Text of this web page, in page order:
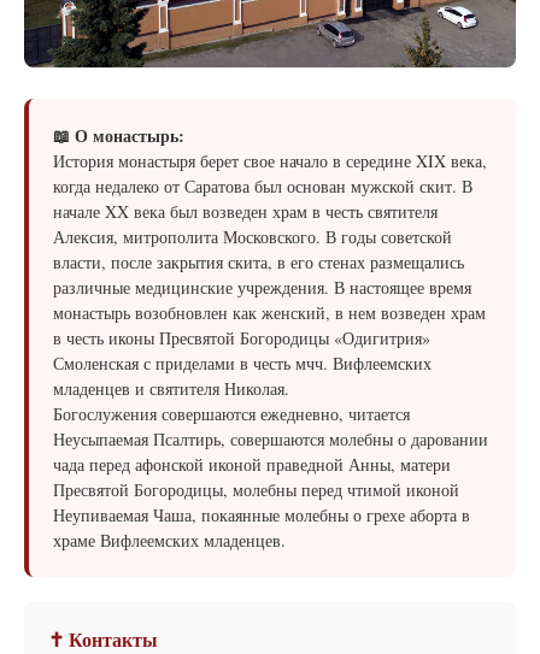
📖 О монастырь:
История монастыря берет свое начало в середине XIX века,
когда недалеко от Саратова был основан мужской скит. В
начале XX века был возведен храм в честь святителя
Алексия, митрополита Московского. В годы советской
власти, после закрытия скита, в его стенах размещались
различные медицинские учреждения. В настоящее время
монастырь возобновлен как женский, в нем возведен храм
в честь иконы Пресвятой Богородицы «Одигитрия»
Смоленская с приделами в честь мчч. Вифлеемских
младенцев и святителя Николая.
Богослужения совершаются ежедневно, читается
Неусыпаемая Псалтирь, совершаются молебны о даровании
чада перед афонской иконой праведной Анны, матери
Пресвятой Богородицы, молебны перед чтимой иконой
Неупиваемая Чаша, покаянные молебны о грехе аборта в
храме Вифлеемских младенцев.
✝ Контакты